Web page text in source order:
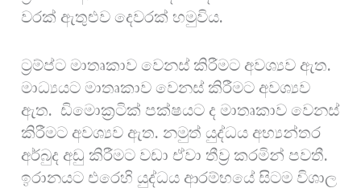
වරක් ඇතුළුව දෙවරක් හමුවිය.
ට්‍රම්ප්ට මාතෘකාව වෙනස් කිරීමට අවශ්‍යව ඇත.
මාධ්‍යයට මාතෘකාව වෙනස් කිරීමට අවශ්‍යව
ඇත. ඩිමොක්‍රටික් පක්ෂයට ද මාතෘකාව වෙනස්
කිරීමට අවශ්‍යව ඇත. නමුත් යුද්ධය අභ්‍යන්තර
අර්බුද අඩු කිරීමට වඩා ඒවා තීව්‍ර කරමින් පවතී.
ඉරානයට එරෙහි යුද්ධය ආරම්භයේ සිටම විශාල